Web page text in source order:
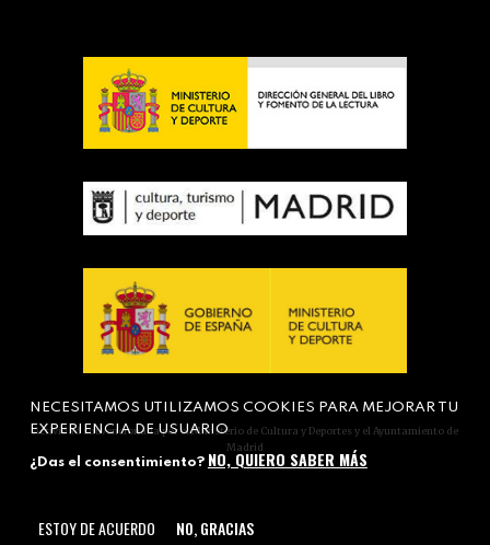
Actividad subvencionada por el Ministerio de Cultura y Deportes y el Ayuntamiento de
Madrid
NECESITAMOS UTILIZAMOS COOKIES PARA MEJORAR TU
EXPERIENCIA DE USUARIO
¿Das el consentimiento? NO, QUIERO SABER MÁS
ESTOY DE ACUERDO NO, GRACIAS